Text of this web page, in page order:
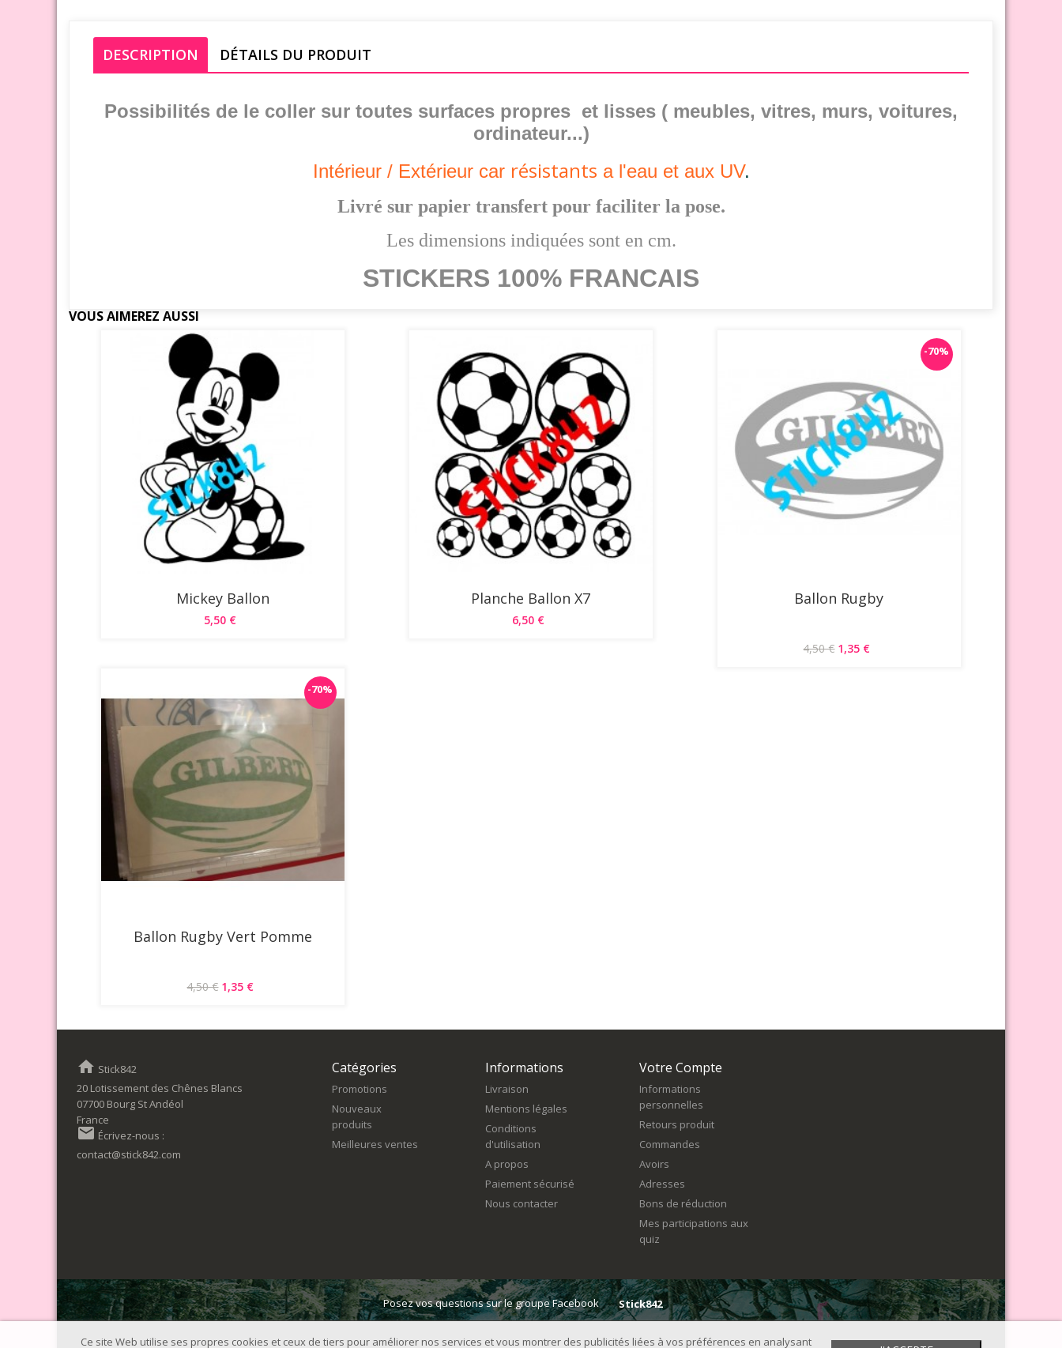
DESCRIPTION DÉTAILS DU PRODUIT
Possibilités de le coller sur toutes surfaces propres et lisses ( meubles, vitres, murs, voitures,
ordinateur...)
Intérieur / Extérieurcar résistants a l'eau et aux UV.
Livré sur papier transfert pour faciliter la pose.
Les dimensions indiquées sont en cm.
STICKERS 100% FRANCAIS
VOUS AIMEREZ AUSSI
Mickey Ballon
5,50 €
Planche Ballon X7
6,50 €
Ballon Rugby
4,50 €
-70%
1,35 €
Ballon Rugby Vert Pomme
4,50 €
-70%
1,35 €
home Stick842
20 Lotissement des Chênes Blancs
07700 Bourg St Andéol
France
email Écrivez-nous :
contact@stick842.com
Catégories
Promotions
Nouveaux
produits
Meilleures ventes
Informations
Livraison
Mentions légales
Conditions
d'utilisation
A propos
Paiement sécurisé
Nous contacter
Votre Compte
Informations
personnelles
Retours produit
Commandes
Avoirs
Adresses
Bons de réduction
Mes participations aux
quiz
Ce site Web utilise ses propres cookies et ceux de tiers pour améliorer nos services et vous montrer des publicités liées à vos préférences en analysant
Posez vos questions sur le groupe Facebook Stick842